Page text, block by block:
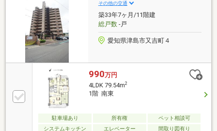
その他の交通
築33年7ヶ月/11階建
総戸数-戸
愛知県津島市又吉町４
990万円
4LDK 79.54m2
1階 南東
駐車場あり 所有権
ペット相談可
システムキッチン
エレベーター 間取り図有り